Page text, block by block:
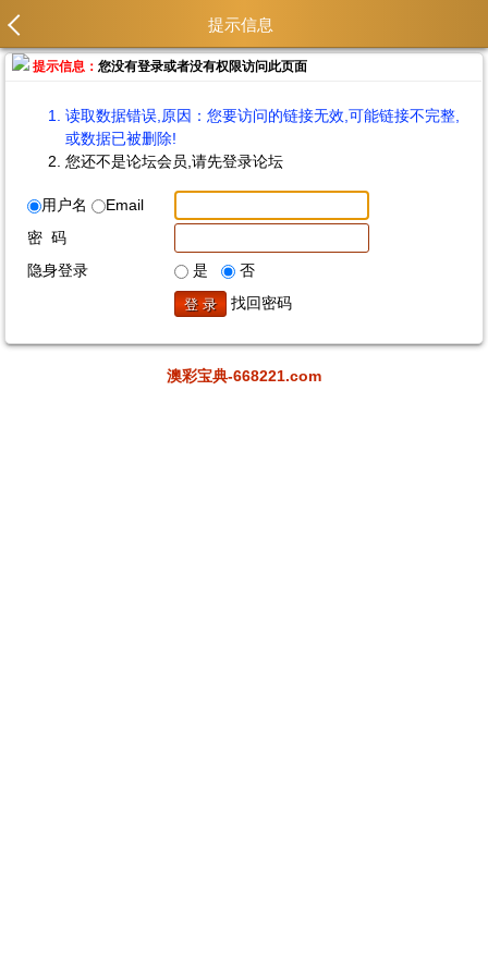
提示信息
提示信息：您没有登录或者没有权限访问此页面
读取数据错误,原因：您要访问的链接无效,可能链接不完整,
或数据已被删除!
您还不是论坛会员,请先登录论坛
用户名
Email
密 码
隐身登录
是
否
找回密码
澳彩宝典-668221.com